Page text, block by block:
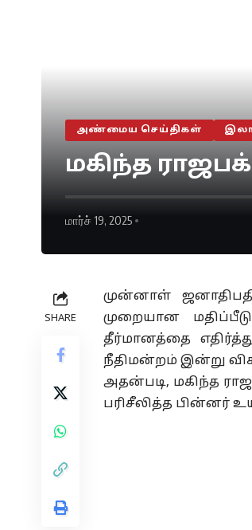
அண்மைய செய்திகள்
மகிந்த
மார்ச் 19, 2025
SHARE
முன்னாள்
முறையான
தீர்மானத்தை
நீதிமன்றம் இன்று
அதன்படி, மகிந்த
பரிசீலித்த பின்னர்